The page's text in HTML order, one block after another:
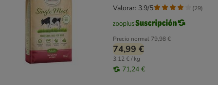
Precio normal 79,98 €
74,99 €
3,12 € / kg
71,24 €
Valorar: 3.9/5 (29)